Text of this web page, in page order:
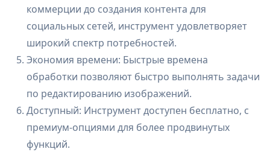
коммерции до создания контента для
социальных сетей, инструмент удовлетворяет
широкий спектр потребностей.
Экономия времени: Быстрые времена
обработки позволяют быстро выполнять задачи
по редактированию изображений.
Доступный: Инструмент доступен бесплатно, с
премиум-опциями для более продвинутых
функций.